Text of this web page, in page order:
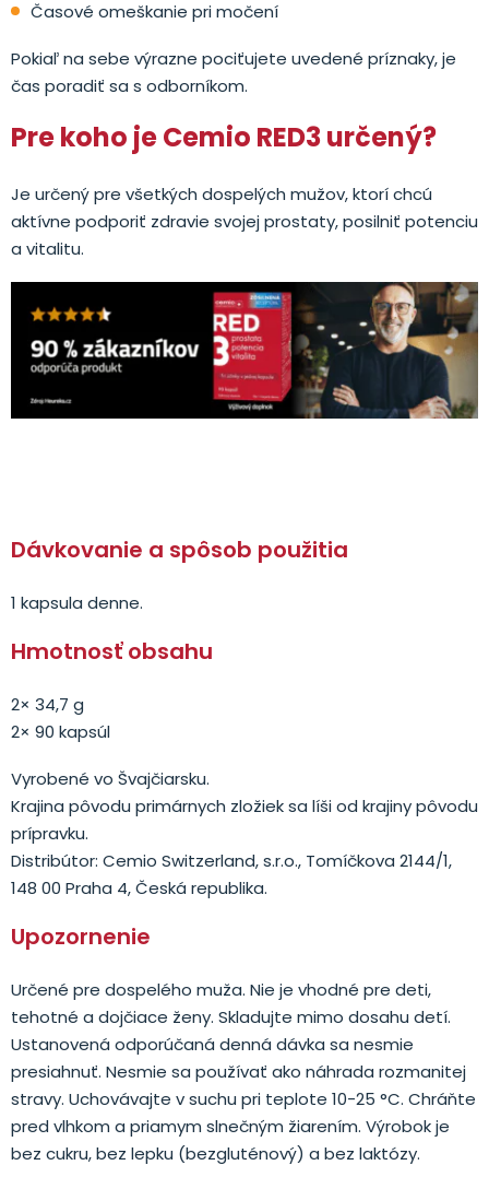
Časové omeškanie pri močení
Pokiaľ na sebe výrazne pociťujete uvedené príznaky, je
čas poradiť sa s odborníkom.
Pre koho je Cemio RED3 určený?
Je určený pre všetkých dospelých mužov, ktorí chcú
aktívne podporiť zdravie svojej prostaty, posilniť potenciu
a vitalitu.
Dávkovanie a spôsob použitia
1 kapsula denne.
Hmotnosť obsahu
2× 34,7 g
2× 90 kapsúl
Vyrobené vo Švajčiarsku.
Krajina pôvodu primárnych zložiek sa líši od krajiny pôvodu
prípravku.
Distribútor: Cemio Switzerland, s.r.o., Tomíčkova 2144/1,
148 00 Praha 4, Česká republika.
Upozornenie
Určené pre dospelého muža. Nie je vhodné pre deti,
tehotné a dojčiace ženy. Skladujte mimo dosahu detí.
Ustanovená odporúčaná denná dávka sa nesmie
presiahnuť. Nesmie sa používať ako náhrada rozmanitej
stravy. Uchovávajte v suchu pri teplote 10-25 °C. Chráňte
pred vlhkom a priamym slnečným žiarením. Výrobok je
bez cukru, bez lepku (bezgluténový) a bez laktózy.